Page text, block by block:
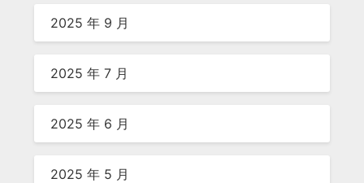
2025 年 9 月
2025 年 7 月
2025 年 6 月
2025 年 5 月